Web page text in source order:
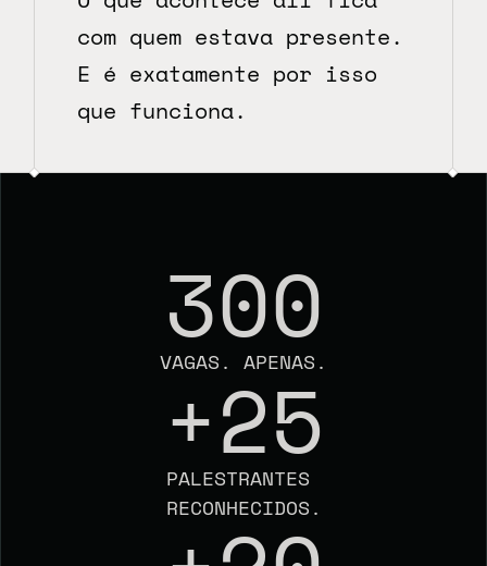
com quem estava presente.
E é exatamente por isso
que funciona.
300
VAGAS. APENAS.
+25
PALESTRANTES
RECONHECIDOS.